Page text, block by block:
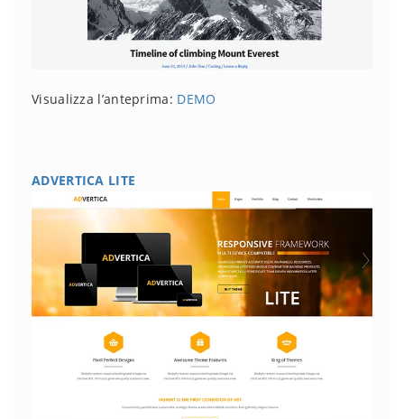
Visualizza l’anteprima: DEMO
ADVERTICA LITE